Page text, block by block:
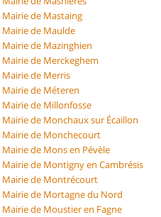
Mairie de Mastaing
Mairie de Maulde
Mairie de Mazinghien
Mairie de Merckeghem
Mairie de Merris
Mairie de Méteren
Mairie de Millonfosse
Mairie de Monchaux sur Écaillon
Mairie de Monchecourt
Mairie de Mons en Pévèle
Mairie de Montigny en Cambrésis
Mairie de Montrécourt
Mairie de Mortagne du Nord
Mairie de Moustier en Fagne